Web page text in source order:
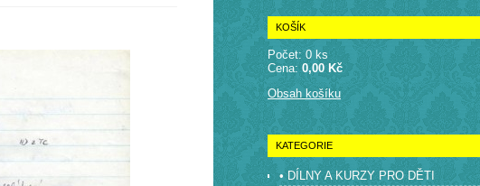
KOŠÍK
Počet: 0 ks
Cena:0,00 Kč
Obsah košíku
KATEGORIE
• DÍLNY A KURZY PRO DĚTI